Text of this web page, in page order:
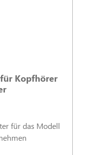
Kopfhörer
für das Modell